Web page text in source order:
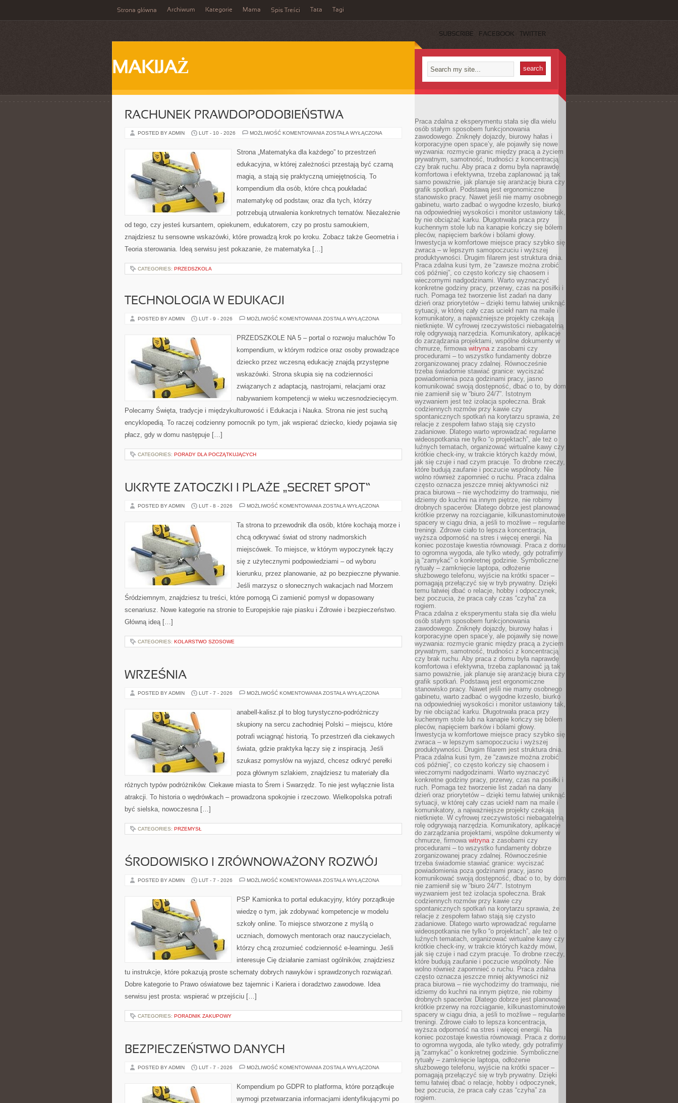
Strona główna Archiwum Kategorie Mama Spis Treści Tata Tagi
SUBSCRIBE FACEBOOK TWITTER
MAKIJAŻ
RACHUNEK PRAWDOPODOBIEŃSTWA
POSTED BY ADMIN LUT - 10 - 2026 MOŻLIWOŚĆ KOMENTOWANIA RACHUNEK
ZOSTAŁA WYŁĄCZONA
Strona „Matematyka dla każdego” to przestrzeń
edukacyjna, w której zależności przestają być czarną
magią, a stają się praktyczną umiejętnością. To
kompendium dla osób, które chcą poukładać
matematykę od podstaw, oraz dla tych, którzy
potrzebują utrwalenia konkretnych tematów. Niezależnie
od tego, czy jesteś kursantem, opiekunem, edukatorem, czy po prostu samoukiem,
znajdziesz tu sensowne wskazówki, które prowadzą krok po kroku. Zobacz także Geometria i
Teoria sterowania. Ideą serwisu jest pokazanie, że matematyka […]
CATEGORIES: PRZEDSZKOLA
TECHNOLOGIA W EDUKACJI
POSTED BY ADMIN LUT - 9 - 2026 MOŻLIWOŚĆ KOMENTOWANIA TECHNOLOGIA
ZOSTAŁA WYŁĄCZONA
PRZEDSZKOLE NA 5 – portal o rozwoju maluchów To
kompendium, w którym rodzice oraz osoby prowadzące
dziecko przez wczesną edukację znajdą przystępne
wskazówki. Strona skupia się na codzienności
związanych z adaptacją, nastrojami, relacjami oraz
nabywaniem kompetencji w wieku wczesnodziecięcym.
Polecamy Święta, tradycje i międzykulturowość i Edukacja i Nauka. Strona nie jest suchą
encyklopedią. To raczej codzienny pomocnik po tym, jak wspierać dziecko, kiedy pojawia się
płacz, gdy w domu następuje […]
CATEGORIES: PORADY DLA POCZĄTKUJĄCYCH
UKRYTE ZATOCZKI I PLAŻE „SECRET SPOT”
POSTED BY ADMIN LUT - 8 - 2026 MOŻLIWOŚĆ KOMENTOWANIA UKRYTE
PLAŻE
„SECRET
ZOSTAŁA WYŁĄCZONA
Ta strona to przewodnik dla osób, które kochają morze i
chcą odkrywać świat od strony nadmorskich
miejscówek. To miejsce, w którym wypoczynek łączy
się z użytecznymi podpowiedziami – od wyboru
kierunku, przez planowanie, aż po bezpieczne pływanie.
Jeśli marzysz o słonecznych wakacjach nad Morzem
Śródziemnym, znajdziesz tu treści, które pomogą Ci zamienić pomysł w dopasowany
scenariusz. Nowe kategorie na stronie to Europejskie raje piasku i Zdrowie i bezpieczeństwo.
Główną ideą […]
CATEGORIES: KOLARSTWO SZOSOWE
WRZEŚNIA
POSTED BY ADMIN LUT - 7 - 2026 MOŻLIWOŚĆ KOMENTOWANIA WRZEŚNIA
ZOSTAŁA WYŁĄCZONA
anabell-kalisz.pl to blog turystyczno-podróżniczy
skupiony na sercu zachodniej Polski – miejscu, które
potrafi wciągnąć historią. To przestrzeń dla ciekawych
świata, gdzie praktyka łączy się z inspiracją. Jeśli
szukasz pomysłów na wyjazd, chcesz odkryć perełki
poza głównym szlakiem, znajdziesz tu materiały dla
różnych typów podróżników. Ciekawe miasta to Śrem i Swarzędz. To nie jest wyłącznie lista
atrakcji. To historia o wędrówkach – prowadzona spokojnie i rzeczowo. Wielkopolska potrafi
być sielska, nowoczesna […]
CATEGORIES: PRZEMYSŁ
ŚRODOWISKO I ZRÓWNOWAŻONY ROZWÓJ
POSTED BY ADMIN LUT - 7 - 2026 MOŻLIWOŚĆ KOMENTOWANIA ŚRODOWISKO
ROZWÓJ
ZOSTAŁA WYŁĄCZONA
PSP Kamionka to portal edukacyjny, który porządkuje
wiedzę o tym, jak zdobywać kompetencje w modelu
szkoły online. To miejsce stworzone z myślą o
uczniach, domowych mentorach oraz nauczycielach,
którzy chcą zrozumieć codzienność e-learningu. Jeśli
interesuje Cię działanie zamiast ogólników, znajdziesz
tu instrukcje, które pokazują proste schematy dobrych nawyków i sprawdzonych rozwiązań.
Dobre kategorie to Prawo oświatowe bez tajemnic i Kariera i doradztwo zawodowe. Idea
serwisu jest prosta: wspierać w przejściu […]
CATEGORIES: PORADNIK ZAKUPOWY
BEZPIECZEŃSTWO DANYCH
POSTED BY ADMIN LUT - 7 - 2026 MOŻLIWOŚĆ KOMENTOWANIA BEZPIECZEŃSTWO
ZOSTAŁA WYŁĄCZONA
Kompendium po GDPR to platforma, które porządkuje
wymogi przetwarzania informacjami identyfikującymi po
Praca zdalna z eksperymentu stała się dla wielu
osób stałym sposobem funkcjonowania
zawodowego. Zniknęły dojazdy, biurowy hałas i
korporacyjne open space’y, ale pojawiły się nowe
wyzwania: rozmycie granic między pracą a życiem
prywatnym, samotność, trudności z koncentracją
czy brak ruchu. Aby praca z domu była naprawdę
komfortowa i efektywna, trzeba zaplanować ją tak
samo poważnie, jak planuje się aranżację biura czy
grafik spotkań. Podstawą jest ergonomiczne
stanowisko pracy. Nawet jeśli nie mamy osobnego
gabinetu, warto zadbać o wygodne krzesło, biurko
na odpowiedniej wysokości i monitor ustawiony tak,
by nie obciążać karku. Długotrwała praca przy
kuchennym stole lub na kanapie kończy się bólem
pleców, napięciem barków i bólami głowy.
Inwestycja w komfortowe miejsce pracy szybko się
zwraca – w lepszym samopoczuciu i wyższej
produktywności. Drugim filarem jest struktura dnia.
Praca zdalna kusi tym, że “zawsze można zrobić
coś później”, co często kończy się chaosem i
wieczornymi nadgodzinami. Warto wyznaczyć
konkretne godziny pracy, przerwy, czas na posiłki i
ruch. Pomaga też tworzenie list zadań na dany
dzień oraz priorytetów – dzięki temu łatwiej uniknąć
sytuacji, w której cały czas uciekł nam na maile i
komunikatory, a najważniejsze projekty czekają
nietknięte. W cyfrowej rzeczywistości niebagatelną
rolę odgrywają narzędzia. Komunikatory, aplikacje
do zarządzania projektami, wspólne dokumenty w
chmurze, firmowa witrynaz zasobami czy
procedurami – to wszystko fundamenty dobrze
zorganizowanej pracy zdalnej. Równocześnie
trzeba świadomie stawiać granice: wyciszać
powiadomienia poza godzinami pracy, jasno
komunikować swoją dostępność, dbać o to, by dom
nie zamienił się w “biuro 24/7”. Istotnym
wyzwaniem jest też izolacja społeczna. Brak
codziennych rozmów przy kawie czy
spontanicznych spotkań na korytarzu sprawia, że
relacje z zespołem łatwo stają się czysto
zadaniowe. Dlatego warto wprowadzać regularne
wideospotkania nie tylko “o projektach”, ale też o
luźnych tematach, organizować wirtualne kawy czy
krótkie check-iny, w trakcie których każdy mówi,
jak się czuje i nad czym pracuje. To drobne rzeczy,
które budują zaufanie i poczucie wspólnoty. Nie
wolno również zapomnieć o ruchu. Praca zdalna
często oznacza jeszcze mniej aktywności niż
praca biurowa – nie wychodzimy do tramwaju, nie
idziemy do kuchni na innym piętrze, nie robimy
drobnych spacerów. Dlatego dobrze jest planować
krótkie przerwy na rozciąganie, kilkunastominutowe
spacery w ciągu dnia, a jeśli to możliwe – regularne
treningi. Zdrowe ciało to lepsza koncentracja,
wyższa odporność na stres i więcej energii. Na
koniec pozostaje kwestia równowagi. Praca z domu
to ogromna wygoda, ale tylko wtedy, gdy potrafimy
ją “zamykać” o konkretnej godzinie. Symboliczne
rytuały – zamknięcie laptopa, odłożenie
służbowego telefonu, wyjście na krótki spacer –
pomagają przełączyć się w tryb prywatny. Dzięki
temu łatwiej dbać o relacje, hobby i odpoczynek,
bez poczucia, że praca cały czas “czyha” za
rogiem.
Praca zdalna z eksperymentu stała się dla wielu
osób stałym sposobem funkcjonowania
zawodowego. Zniknęły dojazdy, biurowy hałas i
korporacyjne open space’y, ale pojawiły się nowe
wyzwania: rozmycie granic między pracą a życiem
prywatnym, samotność, trudności z koncentracją
czy brak ruchu. Aby praca z domu była naprawdę
komfortowa i efektywna, trzeba zaplanować ją tak
samo poważnie, jak planuje się aranżację biura czy
grafik spotkań. Podstawą jest ergonomiczne
stanowisko pracy. Nawet jeśli nie mamy osobnego
gabinetu, warto zadbać o wygodne krzesło, biurko
na odpowiedniej wysokości i monitor ustawiony tak,
by nie obciążać karku. Długotrwała praca przy
kuchennym stole lub na kanapie kończy się bólem
pleców, napięciem barków i bólami głowy.
Inwestycja w komfortowe miejsce pracy szybko się
zwraca – w lepszym samopoczuciu i wyższej
produktywności. Drugim filarem jest struktura dnia.
Praca zdalna kusi tym, że “zawsze można zrobić
coś później”, co często kończy się chaosem i
wieczornymi nadgodzinami. Warto wyznaczyć
konkretne godziny pracy, przerwy, czas na posiłki i
ruch. Pomaga też tworzenie list zadań na dany
dzień oraz priorytetów – dzięki temu łatwiej uniknąć
sytuacji, w której cały czas uciekł nam na maile i
komunikatory, a najważniejsze projekty czekają
nietknięte. W cyfrowej rzeczywistości niebagatelną
rolę odgrywają narzędzia. Komunikatory, aplikacje
do zarządzania projektami, wspólne dokumenty w
chmurze, firmowa witrynaz zasobami czy
procedurami – to wszystko fundamenty dobrze
zorganizowanej pracy zdalnej. Równocześnie
trzeba świadomie stawiać granice: wyciszać
powiadomienia poza godzinami pracy, jasno
komunikować swoją dostępność, dbać o to, by dom
nie zamienił się w “biuro 24/7”. Istotnym
wyzwaniem jest też izolacja społeczna. Brak
codziennych rozmów przy kawie czy
spontanicznych spotkań na korytarzu sprawia, że
relacje z zespołem łatwo stają się czysto
zadaniowe. Dlatego warto wprowadzać regularne
wideospotkania nie tylko “o projektach”, ale też o
luźnych tematach, organizować wirtualne kawy czy
krótkie check-iny, w trakcie których każdy mówi,
jak się czuje i nad czym pracuje. To drobne rzeczy,
które budują zaufanie i poczucie wspólnoty. Nie
wolno również zapomnieć o ruchu. Praca zdalna
często oznacza jeszcze mniej aktywności niż
praca biurowa – nie wychodzimy do tramwaju, nie
idziemy do kuchni na innym piętrze, nie robimy
drobnych spacerów. Dlatego dobrze jest planować
krótkie przerwy na rozciąganie, kilkunastominutowe
spacery w ciągu dnia, a jeśli to możliwe – regularne
treningi. Zdrowe ciało to lepsza koncentracja,
wyższa odporność na stres i więcej energii. Na
koniec pozostaje kwestia równowagi. Praca z domu
to ogromna wygoda, ale tylko wtedy, gdy potrafimy
ją “zamykać” o konkretnej godzinie. Symboliczne
rytuały – zamknięcie laptopa, odłożenie
służbowego telefonu, wyjście na krótki spacer –
pomagają przełączyć się w tryb prywatny. Dzięki
temu łatwiej dbać o relacje, hobby i odpoczynek,
bez poczucia, że praca cały czas “czyha” za
rogiem.